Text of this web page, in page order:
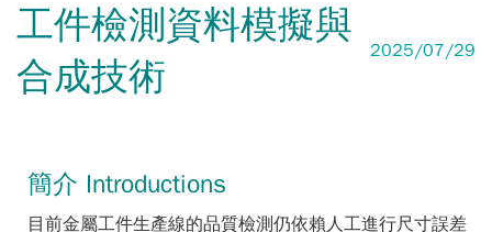
工件檢測資料模擬與
合成技術
2025/07/29
簡介 Introductions
目前金屬工件生產線的品質檢測仍依賴人工進行尺寸誤差